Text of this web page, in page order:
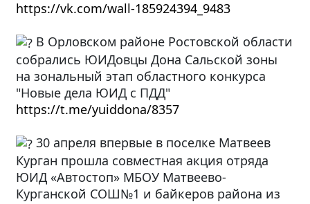
https://vk.com/wall-185924394_9483
В Орловском районе Ростовской области
собрались ЮИДовцы Дона Сальской зоны
на зональный этап областного конкурса
"Новые дела ЮИД с ПДД"
https://t.me/yuiddona/8357
30 апреля впервые в поселке Матвеев
Курган прошла совместная акция отряда
ЮИД «Автостоп» МБОУ Матвеево-
Курганской СОШ№1 и байкеров района из